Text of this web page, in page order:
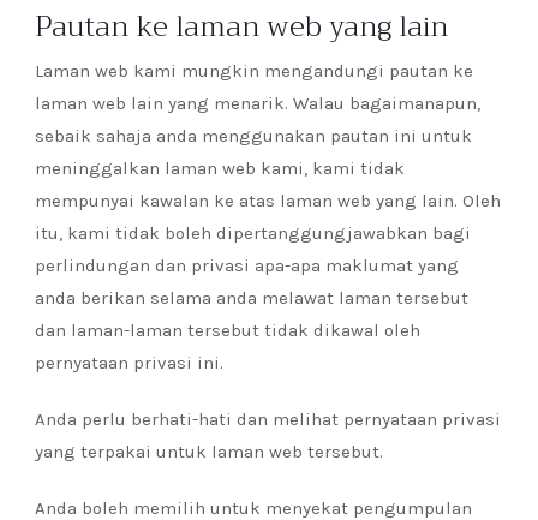
Pautan ke laman web yang lain
Laman web kami mungkin mengandungi pautan ke
laman web lain yang menarik. Walau bagaimanapun,
sebaik sahaja anda menggunakan pautan ini untuk
meninggalkan laman web kami, kami tidak
mempunyai kawalan ke atas laman web yang lain. Oleh
itu, kami tidak boleh dipertanggungjawabkan bagi
perlindungan dan privasi apa-apa maklumat yang
anda berikan selama anda melawat laman tersebut
dan laman-laman tersebut tidak dikawal oleh
pernyataan privasi ini.
Anda perlu berhati-hati dan melihat pernyataan privasi
yang terpakai untuk laman web tersebut.
Anda boleh memilih untuk menyekat pengumpulan